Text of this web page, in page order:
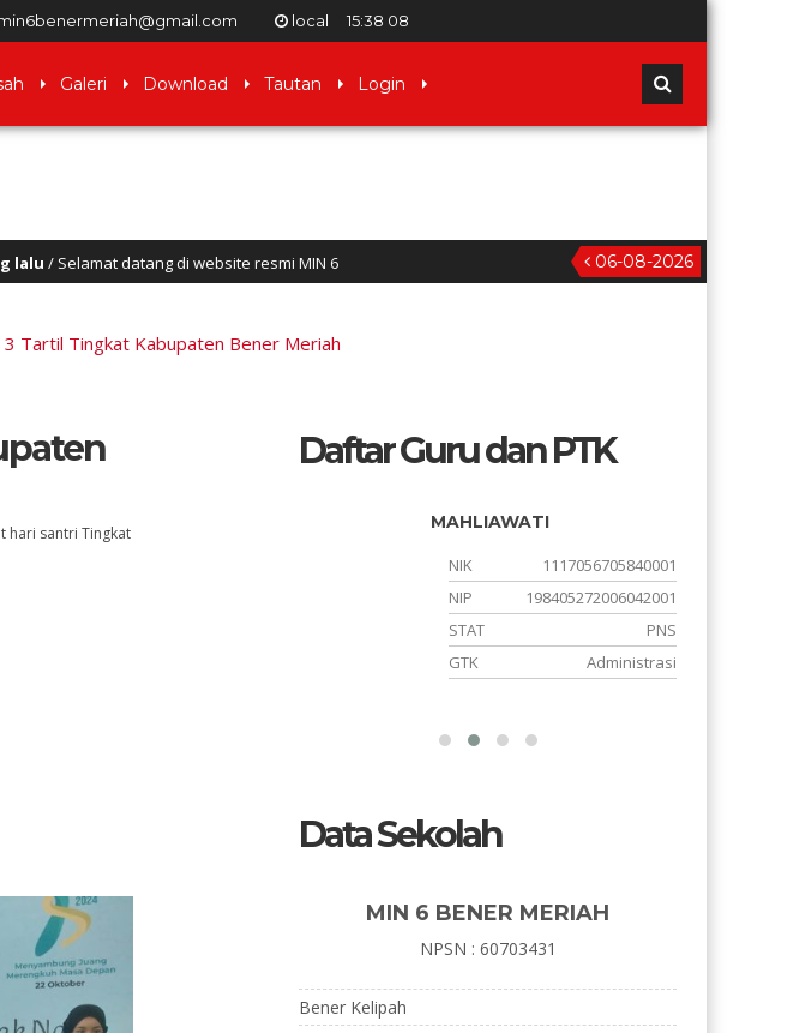
local 15:38 09
Galeri Download Tautan Login
06-08-2026
datang di website resmi MIN 6
3 Tartil Tingkat Kabupaten Bener Meriah
hari santri Tingkat
Daftar Guru dan PTK
NITA ANDRIANA. Z, S.Pd
MAHLIAWATI
NIK
1117056705840001
NIP
198405272006042001
STAT
PNS
GTK
Administrasi
Data Sekolah
MIN 6 BENER MERIAH
NPSN : 60703431
Bener Kelipah